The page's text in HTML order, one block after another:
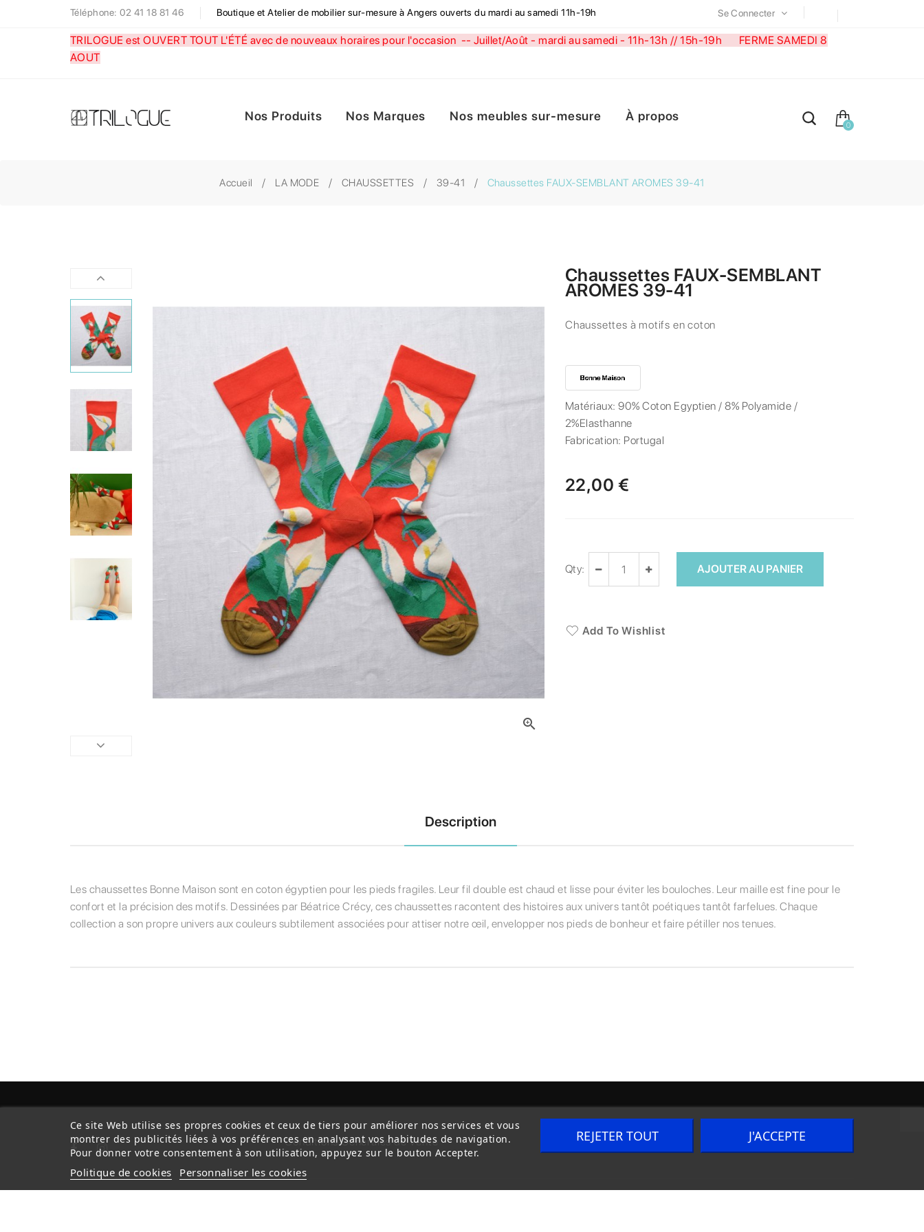
Téléphone: 02 41 18 81 46 Boutique et Atelier de mobilier sur-mesure à Angers ouverts du mardi au samedi 11h-19h Se Connecter
TRILOGUE est OUVERT TOUT L'ÉTÉ avec de nouveaux horaires pour l'occasion -- Juillet/Août - mardi au samedi - 11h-13h // 15h-19h FERME SAMEDI 8
AOUT
Nos Produits Nos Marques Nos meubles sur-mesure À propos
0
Accueil LA MODE CHAUSSETTES 39-41 Chaussettes FAUX-SEMBLANT AROMES 39-41

Chaussettes FAUX-SEMBLANT
AROMES 39-41
Chaussettes à motifs en coton
Matériaux:90% Coton Egyptien / 8% Polyamide /
2%Elasthanne
Fabrication: Portugal
22,00 €
Qty: AJOUTER AU PANIER
Add To Wishlist
Description
Les chaussettes Bonne Maison sont en coton égyptien pour les pieds fragiles. Leur fil double est chaud et lisse pour éviter les bouloches. Leur maille est fine pour le
confort et la précision des motifs. Dessinées par Béatrice Crécy, ces chaussettes racontent des histoires aux univers tantôt poétiques tantôt farfelues. Chaque
collection a son propre univers aux couleurs subtilement associées pour attiser notre œil, envelopper nos pieds de bonheur et faire pétiller nos tenues.
Conditions Générales de Vente Livraison Nous contacter
Ce site Web utilise ses propres cookies et ceux de tiers pour améliorer nos services et vous
montrer des publicités liées à vos préférences en analysant vos habitudes de navigation.
Pour donner votre consentement à son utilisation, appuyez sur le bouton Accepter.
Politique de cookies Personnaliser les cookies
REJETER TOUT J'ACCEPTE